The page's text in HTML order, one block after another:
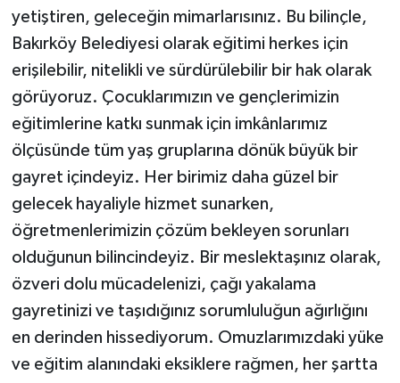
yetiştiren, geleceğin mimarlarısınız. Bu bilinçle,
Bakırköy Belediyesi olarak eğitimi herkes için
erişilebilir, nitelikli ve sürdürülebilir bir hak olarak
görüyoruz. Çocuklarımızın ve gençlerimizin
eğitimlerine katkı sunmak için imkânlarımız
ölçüsünde tüm yaş gruplarına dönük büyük bir
gayret içindeyiz. Her birimiz daha güzel bir
gelecek hayaliyle hizmet sunarken,
öğretmenlerimizin çözüm bekleyen sorunları
olduğunun bilincindeyiz. Bir meslektaşınız olarak,
özveri dolu mücadelenizi, çağı yakalama
gayretinizi ve taşıdığınız sorumluluğun ağırlığını
en derinden hissediyorum. Omuzlarımızdaki yüke
ve eğitim alanındaki eksiklere rağmen, her şartta